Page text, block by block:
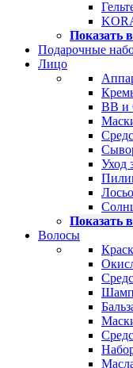
Показать
Подарочные
Лицо
BB и
Уход
Показать
Волосы